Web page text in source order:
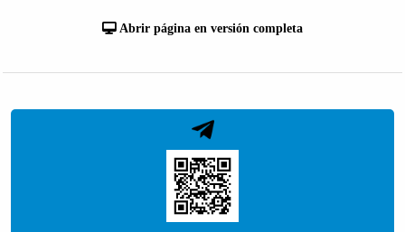
Abrir página en versión completa